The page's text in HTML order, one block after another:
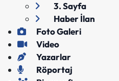
3. Sayfa
Haber İlan
Foto Galeri
Video
Yazarlar
Röportaj